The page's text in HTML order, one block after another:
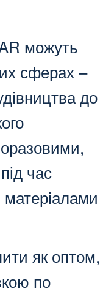
можуть
сферах –
до
час
як оптом,
по